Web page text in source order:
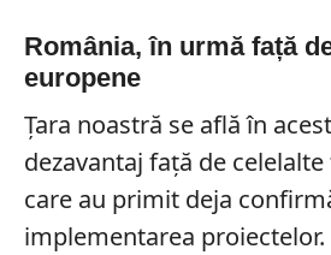
România, în urmă față
europene
Țara noastră se află în
dezavantaj faţă de
care au primit deja
implementarea proiectelor.